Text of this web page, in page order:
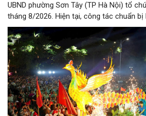
UBND phường Sơn Tây (TP Hà Nội) tổ
tháng 8/2026. Hiện tại, công tác chuẩn
chính quyền phường Sơn Tây cùng các
vị và 25 tổ dân phố khẩn trương triển
sẵn sàng mang đến cho Nhân dân và du
thu quy mô, đặc sắc và giàu bản sắc văn